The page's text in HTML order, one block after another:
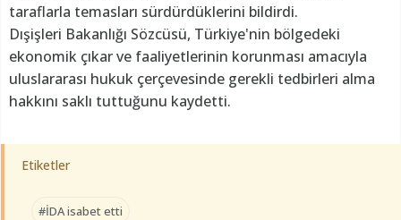
taraflarla temasları sürdürdüklerini bildirdi.
Dışişleri Bakanlığı Sözcüsü, Türkiye'nin bölgedeki
ekonomik çıkar ve faaliyetlerinin korunması amacıyla
uluslararası hukuk çerçevesinde gerekli tedbirleri alma
hakkını saklı tuttuğunu kaydetti.
Etiketler
#İDA isabet etti